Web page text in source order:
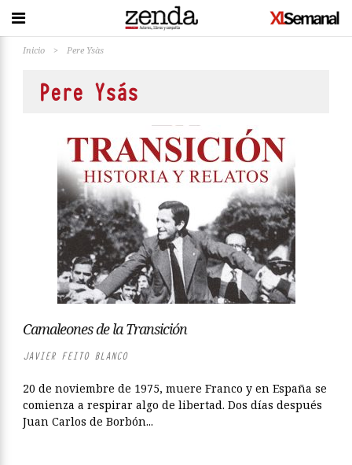
Inicio > Pere Ysàs
Pere Ysàs
Camaleones de la Transición
JAVIER FEITO BLANCO
20 de noviembre de 1975, muere Franco y en España se
comienza a respirar algo de libertad. Dos días después
Juan Carlos de Borbón...